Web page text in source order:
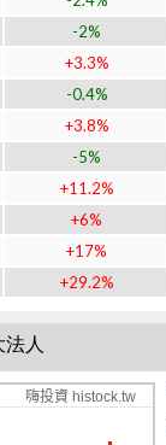
-2%
+3.3%
-0.4%
+3.8%
-5%
+11.2%
+6%
+17%
+29.2%
人
嗨投資 histock.tw